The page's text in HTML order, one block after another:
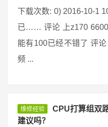
下载次数: 0) 2016-10-1
已…… 评论 上z170
能有100已经不错了 评
频 ...
维修经验
CPU打算组双
建议吗？